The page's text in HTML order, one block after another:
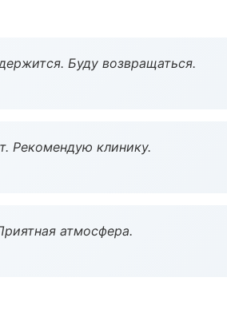
Буду возвращаться.
Рекомендую клинику.
атмосфера.